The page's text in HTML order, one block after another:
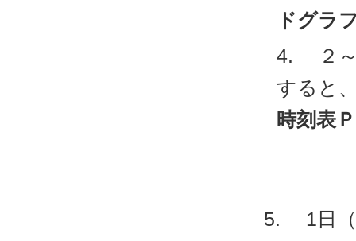
ドグラ
２～
すると
時刻表
5. 1日（